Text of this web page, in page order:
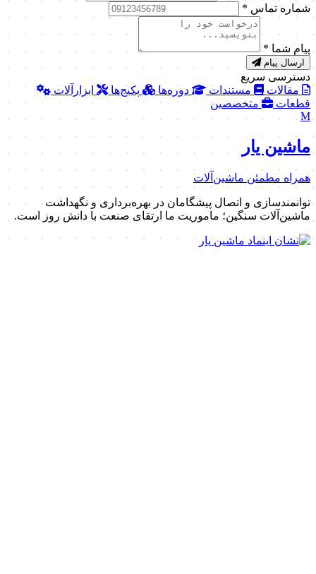
شماره تماس *
پیام شما *
ارسال پیام
دسترسی سریع
مقالات
مستندات دوره‌ها پکیج‌ها
ابزارآلات
قطعات
متخصصین
M
ماشین یار
همراه مطمئن ماشین‌آلات
توانمندسازی و اتصال پیشگامان در بهره‌برداری و نگهداشت
ماشین‌آلات سنگین؛ ماموریت ما ارتقای صنعت با دانش روز است.